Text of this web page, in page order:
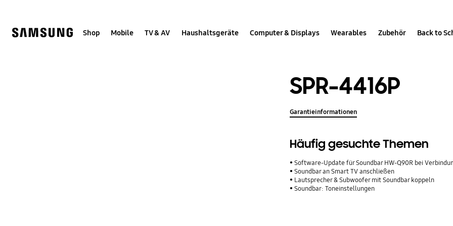
help
Shop Mobile TV & AV Haushaltsgeräte Computer & Displays Wearables Zubehör Back to
SPR-4416P
Garantieinformationen
Häufig gesuchte Themen
Software-Update für Soundbar HW-Q90R bei
Soundbar an Smart TV anschließen
Lautsprecher & Subwoofer mit Soundbar koppeln
Soundbar: Toneinstellungen